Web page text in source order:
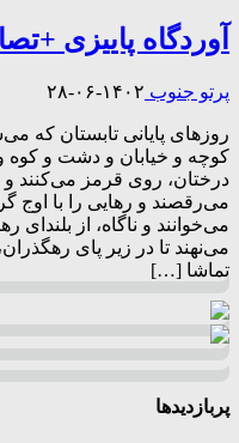
آوردگاه پاییزی
پرتو جنوب ۱۴۰۲-۰۶-۲۸
روزهای پایانی تابستان که
کوچه و خیابان و دشت و کوه و
درختان، روی قرمز می‌کنند و
می‌رقصند و رهایی را با اوج
می‌خوانند و ناگاه، از بلندای
می‌نهند تا در زیر پای
تماشا […]
پربازدیدها